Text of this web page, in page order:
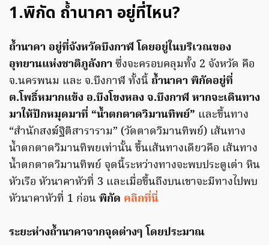
1.พิกัด ถ้ำนาคา อยู่ที่ไหน?
ถ้ำนาคา อยู่ที่จังหวัดบึงกาฬ โดยอยู่ในบริเวณของ
อุทยานแห่งชาติภูลังกาซึ่งจะครอบคลุมทั้ง 2 จังหวัด คือ
จ.นครพนม และ จ.บึงกาฬ ทั้งนี้ ถ้ำนาคา พิกัดอยู่ที่
ต.โพธิ์หมากแข้ง อ.บึงโขงหลง จ.บึงกาฬ หากจะเดินทาง
มาให้ปักหมุดมาที่ “น้ำตกตาดวิมานทิพย์” และขึ้นทาง
“สำนักสงฆ์ฐิติสาราราม” (วัดตาดวิมานทิพย์) เส้นทาง
น้ำตกตาดวิมานทิพยเท่านั้น ขึ้นเส้นทางเดียวคือ เส้นทาง
น้ำตกตาดวิมานทิพย์ จุดนี้ระหว่างทางจะพบประตูเต่า หิน
หัวเรือ หัวนาคาหัวที่ 3 และเมื่อขึ้นถึงบนเขาจะมีทางไปพบ
หัวนาคาหัวที่ 1 ก่อนพิกัด คลิกที่นี่
ระยะห่างถ้ำนาคาจากจุดต่างๆ โดยประมาณ